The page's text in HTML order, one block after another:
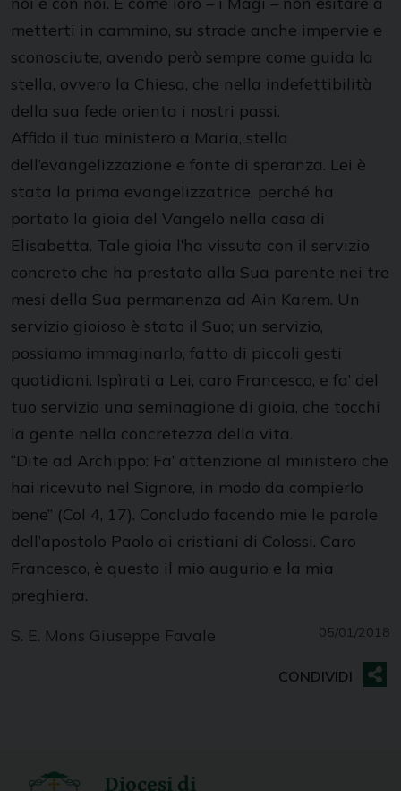
metterti in cammino, su strade anche impervie e
sconosciute, avendo però sempre come guida la
stella, ovvero la Chiesa, che nella indefettibilità
della sua fede orienta i nostri passi.
Affido il tuo ministero a Maria, stella
dell’evangelizzazione e fonte di speranza. Lei è
stata la prima evangelizzatrice, perché ha
portato la gioia del Vangelo nella casa di
Elisabetta. Tale gioia l’ha vissuta con il servizio
concreto che ha prestato alla Sua parente nei tre
mesi della Sua permanenza ad Ain Karem. Un
servizio gioioso è stato il Suo; un servizio,
possiamo immaginarlo, fatto di piccoli gesti
quotidiani. Ispìrati a Lei, caro Francesco, e fa’ del
tuo servizio una seminagione di gioia, che tocchi
la gente nella concretezza della vita.
“Dite ad Archippo: Fa’ attenzione al ministero che
hai ricevuto nel Signore, in modo da compierlo
bene” (Col 4, 17). Concludo facendo mie le parole
dell’apostolo Paolo ai cristiani di Colossi. Caro
Francesco, è questo il mio augurio e la mia
preghiera.
05/01/2018
S. E. Mons Giuseppe Favale
Diocesi di